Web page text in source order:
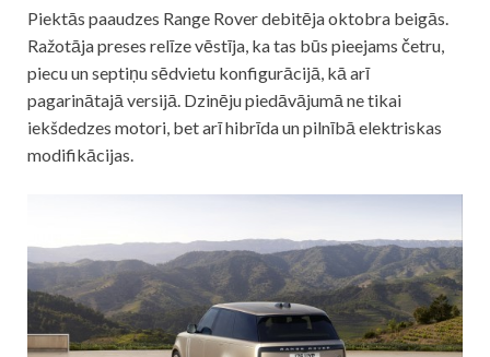
Piektās paaudzes Range Rover debitēja oktobra beigās.
Ražotāja preses relīze vēstīja, ka tas būs pieejams četru,
piecu un septiņu sēdvietu konfigurācijā, kā arī
pagarinātajā versijā. Dzinēju piedāvājumā ne tikai
iekšdedzes motori, bet arī hibrīda un pilnībā elektriskas
modifikācijas.